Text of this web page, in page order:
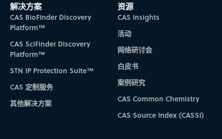
解决方案
CAS BioFinder Discovery
Platform™
CAS SciFinder Discovery
Platform™
STN IP Protection Suite™
CAS 定制服务
其他解决方案
资源
CAS Insights
活动
网络研讨会
白皮书
案例研究
CAS Common Chemistry
CAS Source Index (CASSI)